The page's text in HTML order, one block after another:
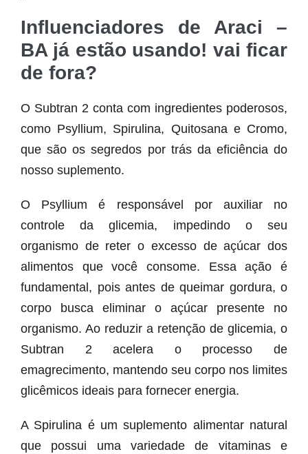
Influenciadores de Araci –
BA já estão usando! vai ficar
de fora?
O Subtran 2 conta com ingredientes poderosos,
como Psyllium, Spirulina, Quitosana e Cromo,
que são os segredos por trás da eficiência do
nosso suplemento.
O Psyllium é responsável por auxiliar no
controle da glicemia, impedindo o seu
organismo de reter o excesso de açúcar dos
alimentos que você consome. Essa ação é
fundamental, pois antes de queimar gordura, o
corpo busca eliminar o açúcar presente no
organismo. Ao reduzir a retenção de glicemia, o
Subtran 2 acelera o processo de
emagrecimento, mantendo seu corpo nos limites
glicêmicos ideais para fornecer energia.
A Spirulina é um suplemento alimentar natural
que possui uma variedade de vitaminas e